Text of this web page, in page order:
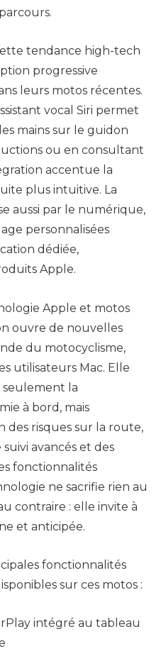
tendance high-tech
progressive
leurs motos récentes.
vocal Siri permet
mains sur le guidon
ou en consultant
accentue la
plus intuitive. La
aussi par le numérique,
personnalisées
dédiée,
Apple.
Apple et motos
ouvre de nouvelles
du motocyclisme,
utilisateurs Mac. Elle
seulement la
à bord, mais
risques sur la route,
avancés et des
fonctionnalités
ne sacrifie rien au
contraire : elle invite à
et anticipée.
fonctionnalités
sur ces motos :
intégré au tableau